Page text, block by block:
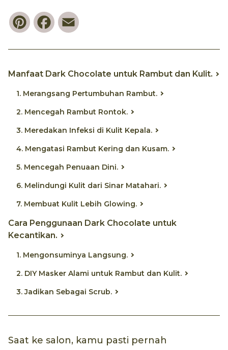
PinterestFacebook
Manfaat Dark Chocolate untuk Rambut dan Kulit.
1. Merangsang Pertumbuhan Rambut.
2. Mencegah Rambut Rontok.
3. Meredakan Infeksi di Kulit Kepala.
4. Mengatasi Rambut Kering dan Kusam.
5. Mencegah Penuaan Dini.
6. Melindungi Kulit dari Sinar Matahari.
7. Membuat Kulit Lebih Glowing.
Cara Penggunaan Dark Chocolate untuk
Kecantikan.
1. Mengonsuminya Langsung.
2. DIY Masker Alami untuk Rambut dan Kulit.
3. Jadikan Sebagai Scrub.
Saat ke salon, kamu pasti pernah